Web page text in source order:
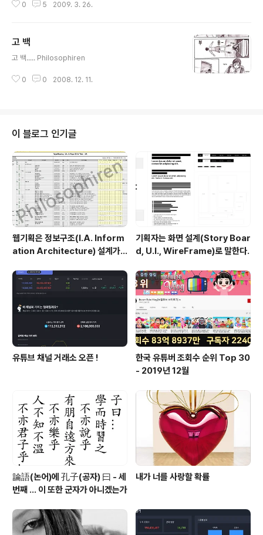
히 앉아 있다가 드디어 남자에게 한 마디 했다. '개 새 끼........................ 키워 보
으로 고민고민 하다, 새 끼 손가락을 쭈~욱 펴서 남자 얼굴에 대고 말했다. '이
새 끼..................손가락이 제일 이쁘지 않아요?' 하지만 절대 지지 않는..
0 5 2009. 3. 26.
고 백
고 백..... Philosophiren
0 0 2008. 12. 11.
이 블로그 인기글
웹기획은 정보구조(I.A. Inform
ation Architecture) 설계가
기획자는 화면 설계(Story Boar
d, U.I., WireFrame)로 말한다.
유튜브 채널 거래소 오픈 !
한국 유튜버 조회수 순위 Top 30
- 2019년 12월
論語(논어)에 孔子(공자) 曰 - 세
번째 ... 이 또한 군자가 아니겠는가
내가 너를 사랑할 확률